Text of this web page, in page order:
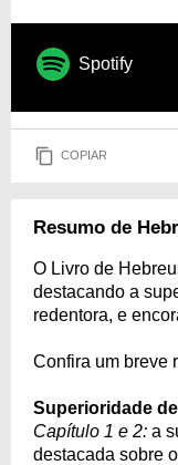
Spotify
COPIAR
Resumo de
O Livro de
destacando a
redentora, e
Confira um breve
Superioridade
Capítulo 1 e 2: a
destacada sobre